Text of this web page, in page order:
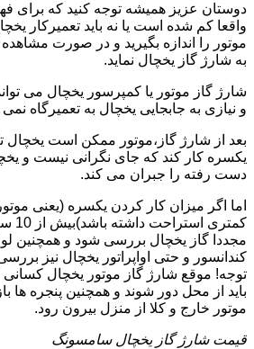
دوستان عزیز همیشه توجه کنید که برای
واقعا کم شده است یا نه باید تعمیرکار
موتور را اندازه بگیرید و در صورت
به شارژ گاز یخچال نماید.
شارژ گاز موتور یا کمپرسور یخچال می
و نیازی به جابجایی یخچال به تعمیرگاه
یکسره کار کند که جای نگرانی نیست و
دست رفته را جبران می کند.
اما اگر میزان کار کردن یکسره (یعنی
مجددا گاز یخچال بررسی شود و همچنین
کندانسور و حتی اواپراتور یخچال نیز
توجه! موقع شارژ گاز موتور یخچال
باید از محل دور شوند و همچنین پنجره ها باز
موتور خارج و کلا از منزل بیرون رود.
قیمت شارژ گاز یخچال سامسونگ